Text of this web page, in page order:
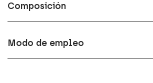
Composición
Modo de empleo